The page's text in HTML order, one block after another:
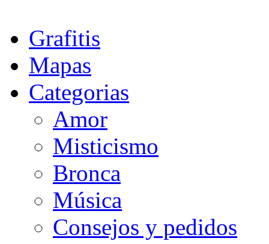
Grafitis
Mapas
Categorias
Amor
Misticismo
Bronca
Música
Consejos y pedidos